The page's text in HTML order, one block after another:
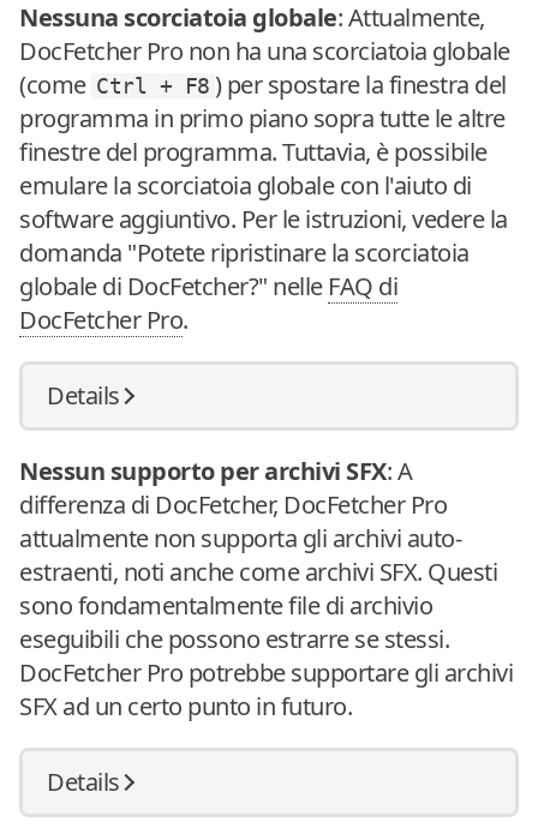
Nessuna scorciatoia globale: Attualmente,
DocFetcher Pro non ha una scorciatoia globale
(come Ctrl + F8 ) per spostare la finestra del
programma in primo piano sopra tutte le altre
finestre del programma. Tuttavia, è possibile
emulare la scorciatoia globale con l'aiuto di
software aggiuntivo. Per le istruzioni, vedere la
domanda "Potete ripristinare la scorciatoia
globale di DocFetcher?" nelle FAQ di
DocFetcher Pro.
Details
Nessun supporto per archivi SFX: A
differenza di DocFetcher, DocFetcher Pro
attualmente non supporta gli archivi auto-
estraenti, noti anche come archivi SFX. Questi
sono fondamentalmente file di archivio
eseguibili che possono estrarre se stessi.
DocFetcher Pro potrebbe supportare gli archivi
SFX ad un certo punto in futuro.
Details